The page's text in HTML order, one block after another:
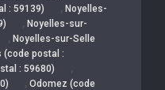
: 59139) , Noyelles-
, Noyelles-sur-
, Noyelles-sur-Selle
(code postal :
: 59680) ,
, Odomez (code